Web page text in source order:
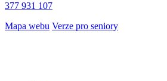
377 931 107
Mapa webu Verze pro seniory